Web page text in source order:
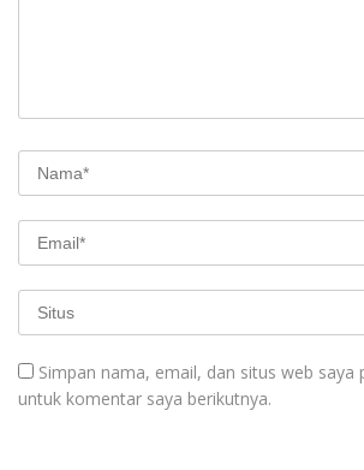
Simpan nama, email, dan situs web saya
untuk komentar saya berikutnya.